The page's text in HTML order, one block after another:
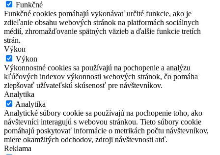
Funkčné
Funkčné cookies pomáhajú vykonávať určité funkcie, ako je
zdieľanie obsahu webových stránok na platformách sociálnych
médií, zhromažďovanie spätných väzieb a ďalšie funkcie tretích
strán.
Výkon
Výkon
Výkonnostné cookies sa používajú na pochopenie a analýzu
kľúčových indexov výkonnosti webových stránok, čo pomáha
zlepšovať užívateľskú skúsenosť pre návštevníkov.
Analytika
Analytika
Analytické súbory cookie sa používajú na pochopenie toho, ako
návštevníci interagujú s webovou stránkou. Tieto súbory cookie
pomáhajú poskytovať informácie o metrikách počtu návštevníkov,
miere okamžitých odchodov, zdroji návštevnosti atď.
Reklama